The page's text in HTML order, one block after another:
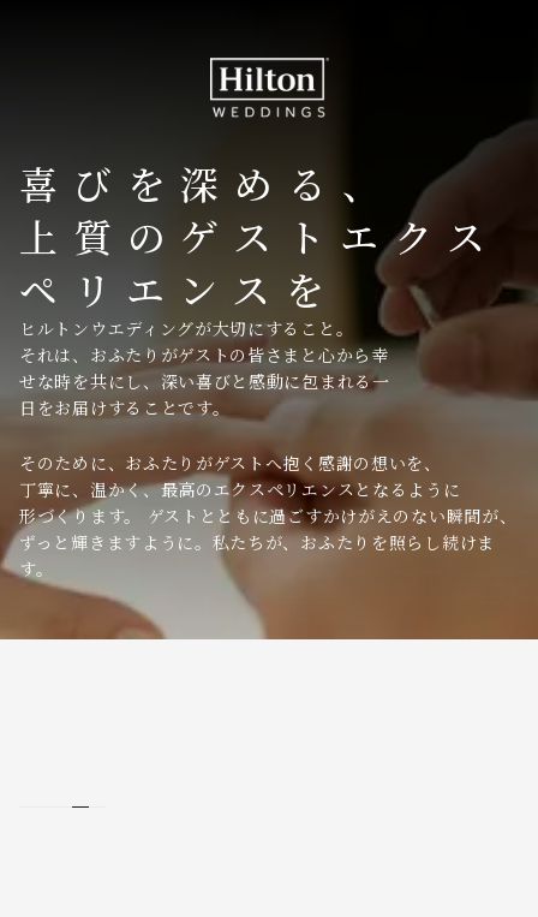
喜びを深める、
上質のゲストエクス
ペリエンスを
ヒルトンウエディングが大切にすること。
それは、おふたりがゲストの皆さまと心から幸
せな時を共にし、深い喜びと感動に包まれる一
日をお届けすることです。
そのために、おふたりがゲストへ抱く感謝の想いを、
丁寧に、温かく、最高のエクスペリエンスとなるように
形づくります。 ゲストとともに過ごすかけがえのない瞬間が、
ずっと輝きますように。私たちが、おふたりを照らし続けま
す。